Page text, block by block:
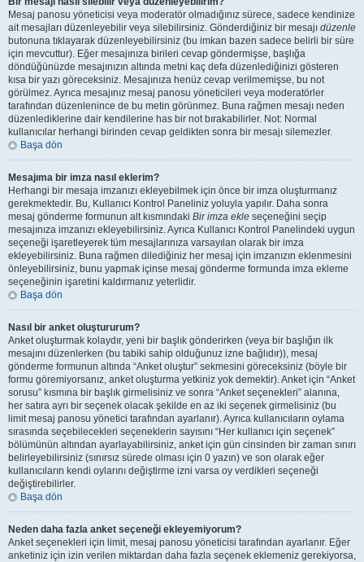
Mesaj panosu yöneticisi veya moderatör olmadığınız sürece, sadece kendinize
ait mesajları düzenleyebilir veya silebilirsiniz. Gönderdiğiniz bir mesajı düzenle
butonuna tıklayarak düzenleyebilirsiniz (bu imkan bazen sadece belirli bir süre
için mevcuttur). Eğer mesajınıza birileri cevap göndermişse, başlığa
döndüğünüzde mesajınızın altında metni kaç defa düzenlediğinizi gösteren
kısa bir yazı göreceksiniz. Mesajınıza henüz cevap verilmemişse, bu not
görülmez. Ayrıca mesajınız mesaj panosu yöneticileri veya moderatörler
tarafından düzenlenince de bu metin görünmez. Buna rağmen mesajı neden
düzenlediklerine dair kendilerine has bir not bırakabilirler. Not: Normal
kullanıcılar herhangi birinden cevap geldikten sonra bir mesajı silemezler.
Başa dön
Mesajıma bir imza nasıl eklerim?
Herhangi bir mesaja imzanızı ekleyebilmek için önce bir imza oluşturmanız
gerekmektedir. Bu, Kullanıcı Kontrol Paneliniz yoluyla yapılır. Daha sonra
mesaj gönderme formunun alt kısmındaki Bir imza ekle seçeneğini seçip
mesajınıza imzanızı ekleyebilirsiniz. Ayrıca Kullanıcı Kontrol Panelindeki uygun
seçeneği işaretleyerek tüm mesajlarınıza varsayılan olarak bir imza
ekleyebilirsiniz. Buna rağmen dilediğiniz her mesaj için imzanızın eklenmesini
önleyebilirsiniz, bunu yapmak içinse mesaj gönderme formunda imza ekleme
seçeneğinin işaretini kaldırmanız yeterlidir.
Başa dön
Nasıl bir anket oluştururum?
Anket oluşturmak kolaydır, yeni bir başlık gönderirken (veya bir başlığın ilk
mesajını düzenlerken (bu tabiki sahip olduğunuz izne bağlıdır)), mesaj
gönderme formunun altında “Anket oluştur” sekmesini göreceksiniz (böyle bir
formu göremiyorsanız, anket oluşturma yetkiniz yok demektir). Anket için “Anket
sorusu” kısmına bir başlık girmelisiniz ve sonra “Anket seçenekleri” alanına,
her satıra ayrı bir seçenek olacak şekilde en az iki seçenek girmelisiniz (bu
limit mesaj panosu yönetici tarafından ayarlanır). Ayrıca kullanıcıların oylama
sırasında seçebilecekleri seçeneklerin sayısını “Her kullanıcı için seçenek”
bölümünün altından ayarlayabilirsiniz, anket için gün cinsinden bir zaman sınırı
belirleyebilirsiniz (sınırsız sürede olması için 0 yazın) ve son olarak eğer
kullanıcıların kendi oylarını değiştirme izni varsa oy verdikleri seçeneği
değiştirebilirler.
Başa dön
Neden daha fazla anket seçeneği ekleyemiyorum?
Anket seçenekleri için limit, mesaj panosu yöneticisi tarafından ayarlanır. Eğer
anketiniz için izin verilen miktardan daha fazla seçenek eklemeniz gerekiyorsa,